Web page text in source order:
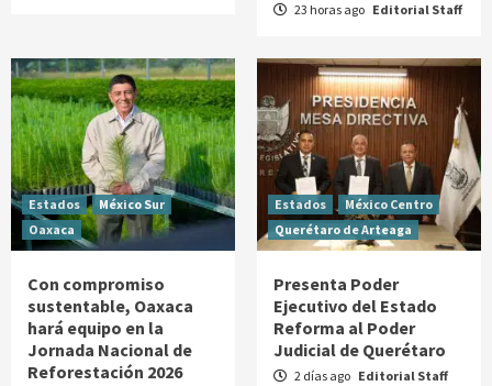
23 horas ago Editorial Staff
Estados
México Sur
Oaxaca
Con compromiso
sustentable, Oaxaca
hará equipo en la
Jornada Nacional de
Reforestación 2026
Estados
México Centro
Querétaro de Arteaga
Presenta Poder
Ejecutivo del Estado
Reforma al Poder
Judicial de Querétaro
2 días ago Editorial Staff